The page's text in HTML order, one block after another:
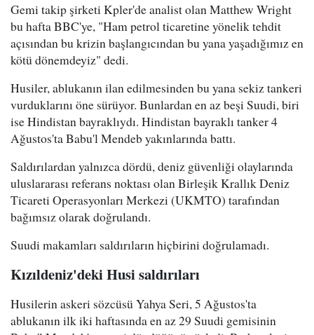
Gemi takip şirketi Kpler'de analist olan Matthew Wright
bu hafta BBC'ye, "Ham petrol ticaretine yönelik tehdit
açısından bu krizin başlangıcından bu yana yaşadığımız en
kötü dönemdeyiz" dedi.
Husiler, ablukanın ilan edilmesinden bu yana sekiz tankeri
vurduklarını öne sürüyor. Bunlardan en az beşi Suudi, biri
ise Hindistan bayraklıydı. Hindistan bayraklı tanker 4
Ağustos'ta Babu'l Mendeb yakınlarında battı.
Saldırılardan yalnızca dördü, deniz güvenliği olaylarında
uluslararası referans noktası olan Birleşik Krallık Deniz
Ticareti Operasyonları Merkezi (UKMTO) tarafından
bağımsız olarak doğrulandı.
Suudi makamları saldırıların hiçbirini doğrulamadı.
Kızıldeniz'deki Husi saldırıları
Husilerin askeri sözcüsü Yahya Seri, 5 Ağustos'ta
ablukanın ilk iki haftasında en az 29 Suudi gemisinin